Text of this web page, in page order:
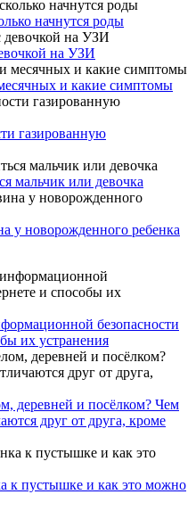
начнутся роды
на УЗИ
и какие симптомы
газированную
мальчик или девочка
у новорожденного ребенка
безопасности
их устранения
деревней и посёлком? Чем
друг от друга, кроме
к пустышке и как это можно